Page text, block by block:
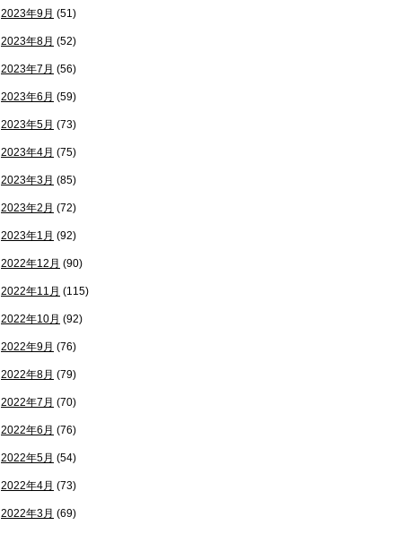
2023年9月 (51)
2023年8月 (52)
2023年7月 (56)
2023年6月 (59)
2023年5月 (73)
2023年4月 (75)
2023年3月 (85)
2023年2月 (72)
2023年1月 (92)
2022年12月 (90)
2022年11月 (115)
2022年10月 (92)
2022年9月 (76)
2022年8月 (79)
2022年7月 (70)
2022年6月 (76)
2022年5月 (54)
2022年4月 (73)
2022年3月 (69)